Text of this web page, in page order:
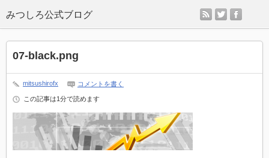
rss twitter
07-black.png
mitsushirofx コメントを書く
この記事は1分で読めます